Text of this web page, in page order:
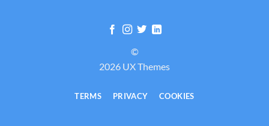
©
2026 UX Themes
TERMS PRIVACY COOKIES